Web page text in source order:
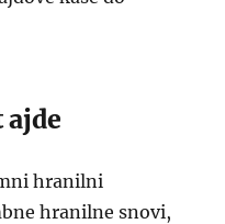
hranilni
hranilne snovi,